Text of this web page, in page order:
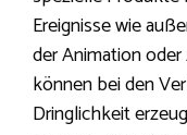
Ereignisse wie
der Animation
können bei den
Dringlichkeit